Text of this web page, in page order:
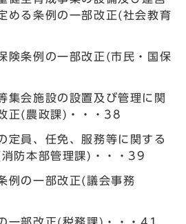
める条例の一部改正(社会教育
険条例の一部改正(市民・国保
集会施設の設置及び管理に関
正(農政課)・・・38
定員、任免、服務等に関する
防本部管理課)・・・39
例の一部改正(議会事務